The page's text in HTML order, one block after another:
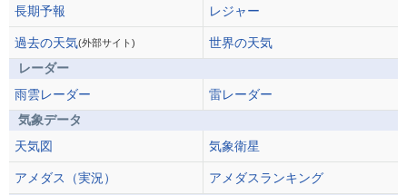
長期予報 レジャー
過去の天気(外部サイト)
世界の天気
レーダー
雨雲レーダー
雷レーダー
気象データ
天気図
気象衛星
アメダス（実況）
アメダスランキング